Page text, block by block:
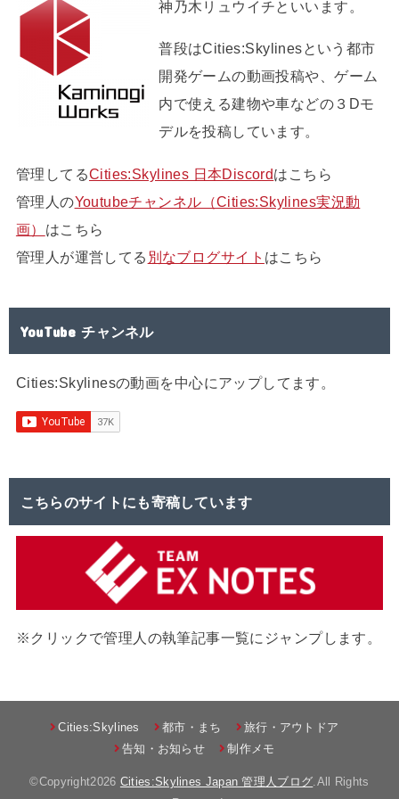
神乃木リュウイチといいます。
普段はCities:Skylinesという都市
開発ゲームの動画投稿や、ゲーム
内で使える建物や車などの３Dモ
デルを投稿しています。
管理してるCities:Skylines 日本Discordはこちら
管理人のYoutubeチャンネル（Cities:Skylines実況動
画） はこちら
管理人が運営してる 別なブログサイト はこちら
YouTube チャンネル
Cities:Skylinesの動画を中心にアップしてます。
こちらのサイトにも寄稿しています
※クリックで管理人の執筆記事一覧にジャンプします。
Cities:Skylines 都市・まち
旅行・アウトドア
告知・お知らせ
制作メモ
©Copyright2026 Cities:Skylines Japan 管理人ブログ .All Rights